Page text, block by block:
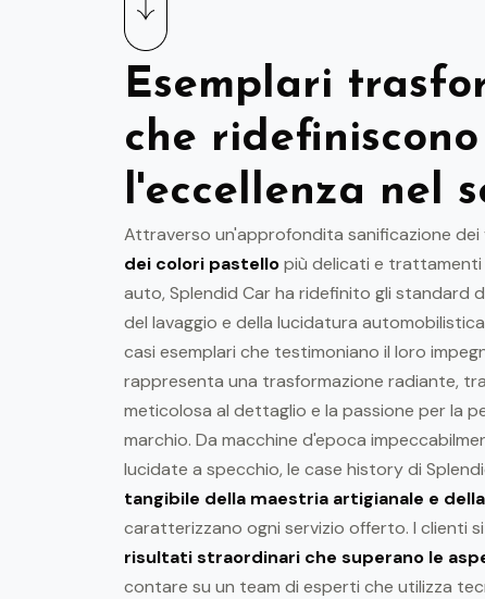
Esemplari
che ridefiniscono
l'eccellenza nel
Attraverso un'approfondita sanificazione dei
dei colori pastellopiù delicati e trattamenti
auto, Splendid Car ha ridefinito gli standard
del lavaggio e della lucidatura
casi esemplari che testimoniano il loro
rappresenta una trasformazione radiante,
meticolosa al dettaglio e la passione per la
marchio. Da macchine d'epoca
lucidate a specchio, le case history di
tangibile della maestria artigianale e
caratterizzano ogni servizio offerto. I clienti
risultati straordinari che superano le
contare su un team di esperti che utilizza